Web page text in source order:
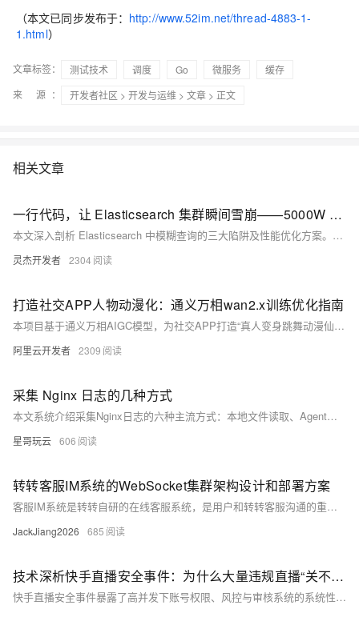
（本文已同步发布于： http://www.52im.net/thread-4883-1-
1.html）
文章标签： 测试技术 调度 Go 微服务
缓存
来 源：
开发者社区 > 开发与运维 > 文章 > 正文
相关文章
一行代码，让 Elasticsearch 集群瞬间雪崩——5000W 数据压测下的性能避坑全攻略
本文深入剖析 Elasticsearch 中模糊查询的三大陷阱及性能优化方案。通过5000 万级数据量下做了高压测试，用真实数据复刻事故现场，助力开发者规避“查询雪崩”，为您的业务保驾护航。
灵杰开发者 2304
打造社交APP人物动漫化：通义万相wan2.x训练优化指南
本项目基于通义万相AIGC模型，为社交APP打造“真人变身跳舞动漫仙女”特效视频生成功能。通过LoRA微调与全量训练结合，并引入Sage Attention、TeaCache、xDIT并行等优化技术，实现高质量、高效率的动漫风格视频生成，兼顾视觉效果与落地成本，最终优选性价比最高的wan2.1 lora模型用于生产部署。（239字）
阿里云开发者 2309
采集 Nginx 日志的几种方式
本文系统介绍采集Nginx日志的六种主流方式：本地文件读取、Agent采集（如Filebeat）、Syslog转发、Sidecar模式、JSON格式化输出及云服务集成。涵盖单机到云原生场景，助你构建高效、可扩展的日志体系，提升监控与故障排查能力。（238字）
星哥玩云 606
转转客服IM系统的WebSocket集群架构设计和部署方案
客服IM系统是转转自研的在线客服系统，是用户和转转客服沟通的重要工具，主要包括机器人客服、人工客服、会话分配、技能组管理等功能。在这套系统中，我们使用了很多开源框架和中间件，今天讲一下客服IM系统中WebSocket集群的的实践和应用。
JackJiang2026 685
技术深析快手直播安全事件：为什么大量违规直播“关不掉”？
快手直播安全事件暴露了高并发下账号权限、风控与审核系统的系统性失效。对测试开发而言，需从功能验证转向系统性防控，强化极端场景测试、高负载审核链路验证及熔断机制演练，提升对复杂风险的预判与拦截能力。